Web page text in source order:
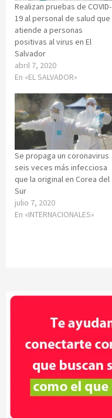
Realizan pruebas de COVID-
19 al personal de salud que
atiende a personas
positivas al virus en El
Salvador
abril 7, 2020
En «EL SALVADOR»
Se propaga un coronavirus
seis veces más infecciosa
que la original en Corea del
Sur
julio 7, 2020
En «INTERNACIONALES»